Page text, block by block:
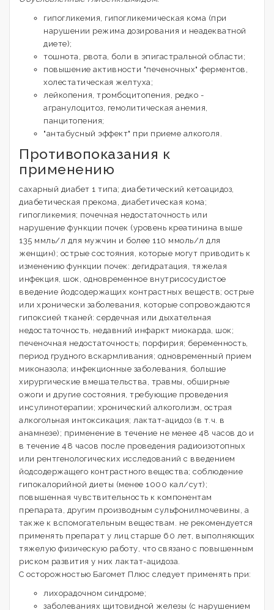
гипогликемия, гипогликемическая кома (при
нарушении режима дозирования и неадекватной
диете);
тошнота, рвота, боли в эпигастральной области;
повышение активности "печеночных" ферментов,
холестатическая желтуха;
лейкопения, тромбоцитопения, редко -
агранулоцитоз, гемолитическая анемия,
панцитопения;
"антабусный эффект" при приеме алкоголя.
Противопоказания к
применению
сахарный диабет 1 типа; диабетический кетоацидоз,
диабетическая прекома, диабетическая кома;
гипогликемия; почечная недостаточность или
нарушение функции почек (уровень креатинина выше
135 ммль/л для мужчин и более 110 ммоль/л для
женщин); острые состояния, которые могут приводить к
изменению функции почек: дегидратация, тяжелая
инфекция, шок, одновременное внутрисосудистое
введение йодсодержащих контрастных веществ; острые
или хронически заболевания, которые сопровождаются
гипоксией тканей: сердечная или дыхательная
недостаточность, недавний инфаркт миокарда, шок;
печеночная недостаточность; порфирия; беременность,
период грудного вскармливания; одновременный прием
миконазола; инфекционные заболевания, большие
хирургические вмешательства, травмы, обширные
ожоги и другие состояния, требующие проведения
инсулинотерапии; хронический алкоголизм, острая
алкогольная интоксикация; лактат-ацидоз (в т.ч. в
анамнезе); применение в течение не менее 48 часов до и
в течение 48 часов после проведения радиоизотопных
или рентгенологических исследований с введением
йодсодержащего контрастного вещества; соблюдение
гипокалорийной диеты (менее 1000 кал/сут);
повышенная чувствительность к компонентам
препарата, другим производным сульфонилмочевины, а
также к вспомогательным веществам. не рекомендуется
применять препарат у лиц старше 60 лет, выполняющих
тяжелую физическую работу, что связано с повышенным
риском развития у них лактат-ацидоза.
С осторожностью Багомет Плюс следует применять при:
лихорадочном синдроме;
заболеваниях щитовидной железы (с нарушением